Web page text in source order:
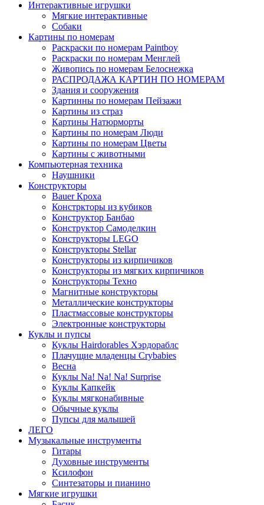
Интерактивные игрушки
Мягкие интерактивные
Собаки
Картины по номерам
Раскраски по номерам Paintboy
Раскраски по номерам Менглей
Живопись по номерам Белоснежка
РАСПРОДАЖА КАРТИН ПО НОМЕРАМ
Здания и сооружения
Картинны по номерам Пейзажи
Картины из страз
Картины Натюрморты
Картины по номерам Люди
Картины по номерам Цветы
Картины с животными
Компьютерная техника
Наушники
Конструкторы
Bauer Кроха
Констркторы из кубиков
Конструктор Банбао
Конструктор Самоделкин
Конструкторы LEGO
Конструкторы Stellar
Конструкторы из кирпичиков
Конструкторы из мягких кирпичиков
Конструкторы Техно
Магнитные конструкторы
Металлические конструкторы
Пластмассовые конструкторы
Электронные конструкторы
Куклы и пупсы
Куклы Hairdorables Хэрдораблс
Плачущие младенцы Crybabies
Весна
Куклы Na! Na! Na! Surprise
Куклы Капкейк
Куклы мягконабивные
Обычные куклы
Пупсы для малышей
ЛЕГО
Музыкальные инструменты
Гитары
Духовные инструменты
Ксилофон
Синтезаторы и пианино
Мягкие игрушки